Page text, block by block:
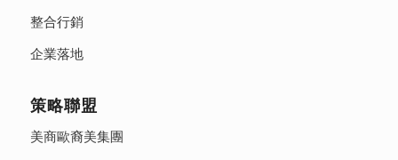
整合行銷
企業落地
策略聯盟
美商歐裔美集團